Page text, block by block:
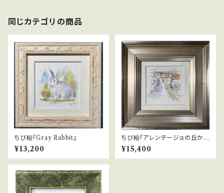
同じカテゴリの商品
ちび絵『Gray Rabbit』
¥13,200
ちび絵『アレンテージョの丘か
ら』ポルトガル
¥15,400